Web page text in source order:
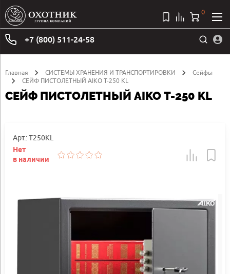
+7 (800) 511-24-58
0
Главная СИСТЕМЫ ХРАНЕНИЯ И ТРАНСПОРТИРОВКИ
Сейфы
СЕЙФ ПИСТОЛЕТНЫЙ AIKO Т-250 KL
СЕЙФ ПИСТОЛЕТНЫЙ AIKO Т-250 KL
Арт.: Т250KL
Нет
в наличии